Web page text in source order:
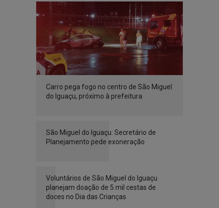
Carro pega fogo no centro de São Miguel
do Iguaçu, próximo à prefeitura
São Miguel do Iguaçu: Secretário de
Planejamento pede exoneração
Voluntários de São Miguel do Iguaçu
planejam doação de 5 mil cestas de
doces no Dia das Crianças